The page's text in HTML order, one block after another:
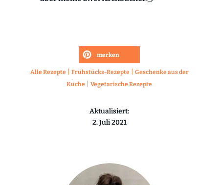
merken
Alle Rezepte Frühstücks-Rezepte
Geschenke aus der
Küche
|Vegetarische Rezepte
Aktualisiert:
2. Juli 2021